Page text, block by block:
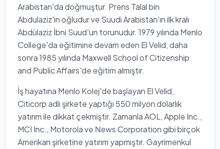
Arabistan'da doğmuştur. Prens Talal bin
Abdulaziz'in oğludur ve Suudi Arabistan'ın ilk kralı
Abdülaziz İbni Suud'un torunudur. 1979 yılında Menlo
College'da eğitimine devam eden El Velid, daha
sonra 1985 yılında Maxwell School of Citizenship
and Public Affairs'de eğitim almıştır.
İş hayatına Menlo Kolej'de başlayan El Velid,
Citicorp adlı şirkete yaptığı 550 milyon dolarlık
yatırım ile dikkat çekmiştir. Zamanla AOL, Apple Inc.,
MCI Inc., Motorola ve News Corporation gibi birçok
Amerikan şirketine yatırım yapmıştır. Gayrimenkul